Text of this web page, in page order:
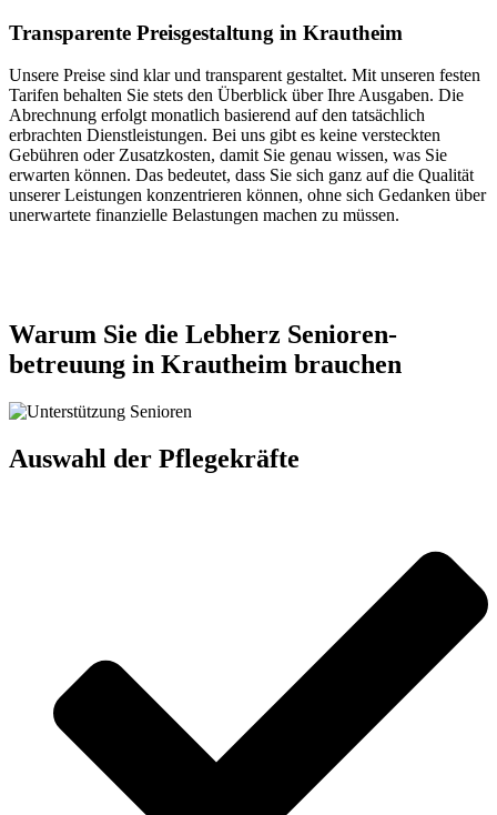
Transparente Preisgestaltung in Krautheim
Unsere Preise sind klar und transparent gestaltet. Mit unseren festen
Tarifen behalten Sie stets den Überblick über Ihre Ausgaben. Die
Abrechnung erfolgt monatlich basierend auf den tatsächlich
erbrachten Dienstleistungen. Bei uns gibt es keine versteckten
Gebühren oder Zusatzkosten, damit Sie genau wissen, was Sie
erwarten können. Das bedeutet, dass Sie sich ganz auf die Qualität
unserer Leistungen konzentrieren können, ohne sich Gedanken über
unerwartete finanzielle Belastungen machen zu müssen.
Warum Sie die Lebherz Senioren­
betreuung in Krautheim brauchen
Auswahl der Pflegekräfte